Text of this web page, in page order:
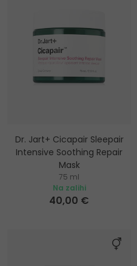
Dr. Jart+ Cicapair Sleepair
Intensive Soothing Repair
Mask
Noćna maska za lice za
intenzivno umirivanje i
obnovu kože
75 ml
Na zalihi
40,00 €